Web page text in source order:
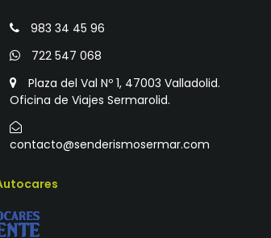
983 34 45 96
722 547 068
Plaza del Val Nº 1, 47003 Valladolid.
Oficina de Viajes Sermarolid.
contacto@senderismosermar.com